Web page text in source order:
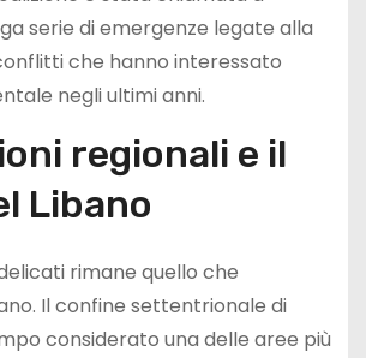
serie di emergenze legate alla
che hanno interessato
negli ultimi anni.
regionali e il
Libano
rimane quello che
Il confine settentrionale di
considerato una delle aree più